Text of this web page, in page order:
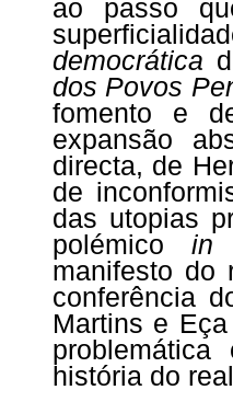
ao passo
democrática
dos Povos
fomento e
expansão
directa, de
de
das utopias
polémicoin
manifesto do
conferência
Martins e
história do